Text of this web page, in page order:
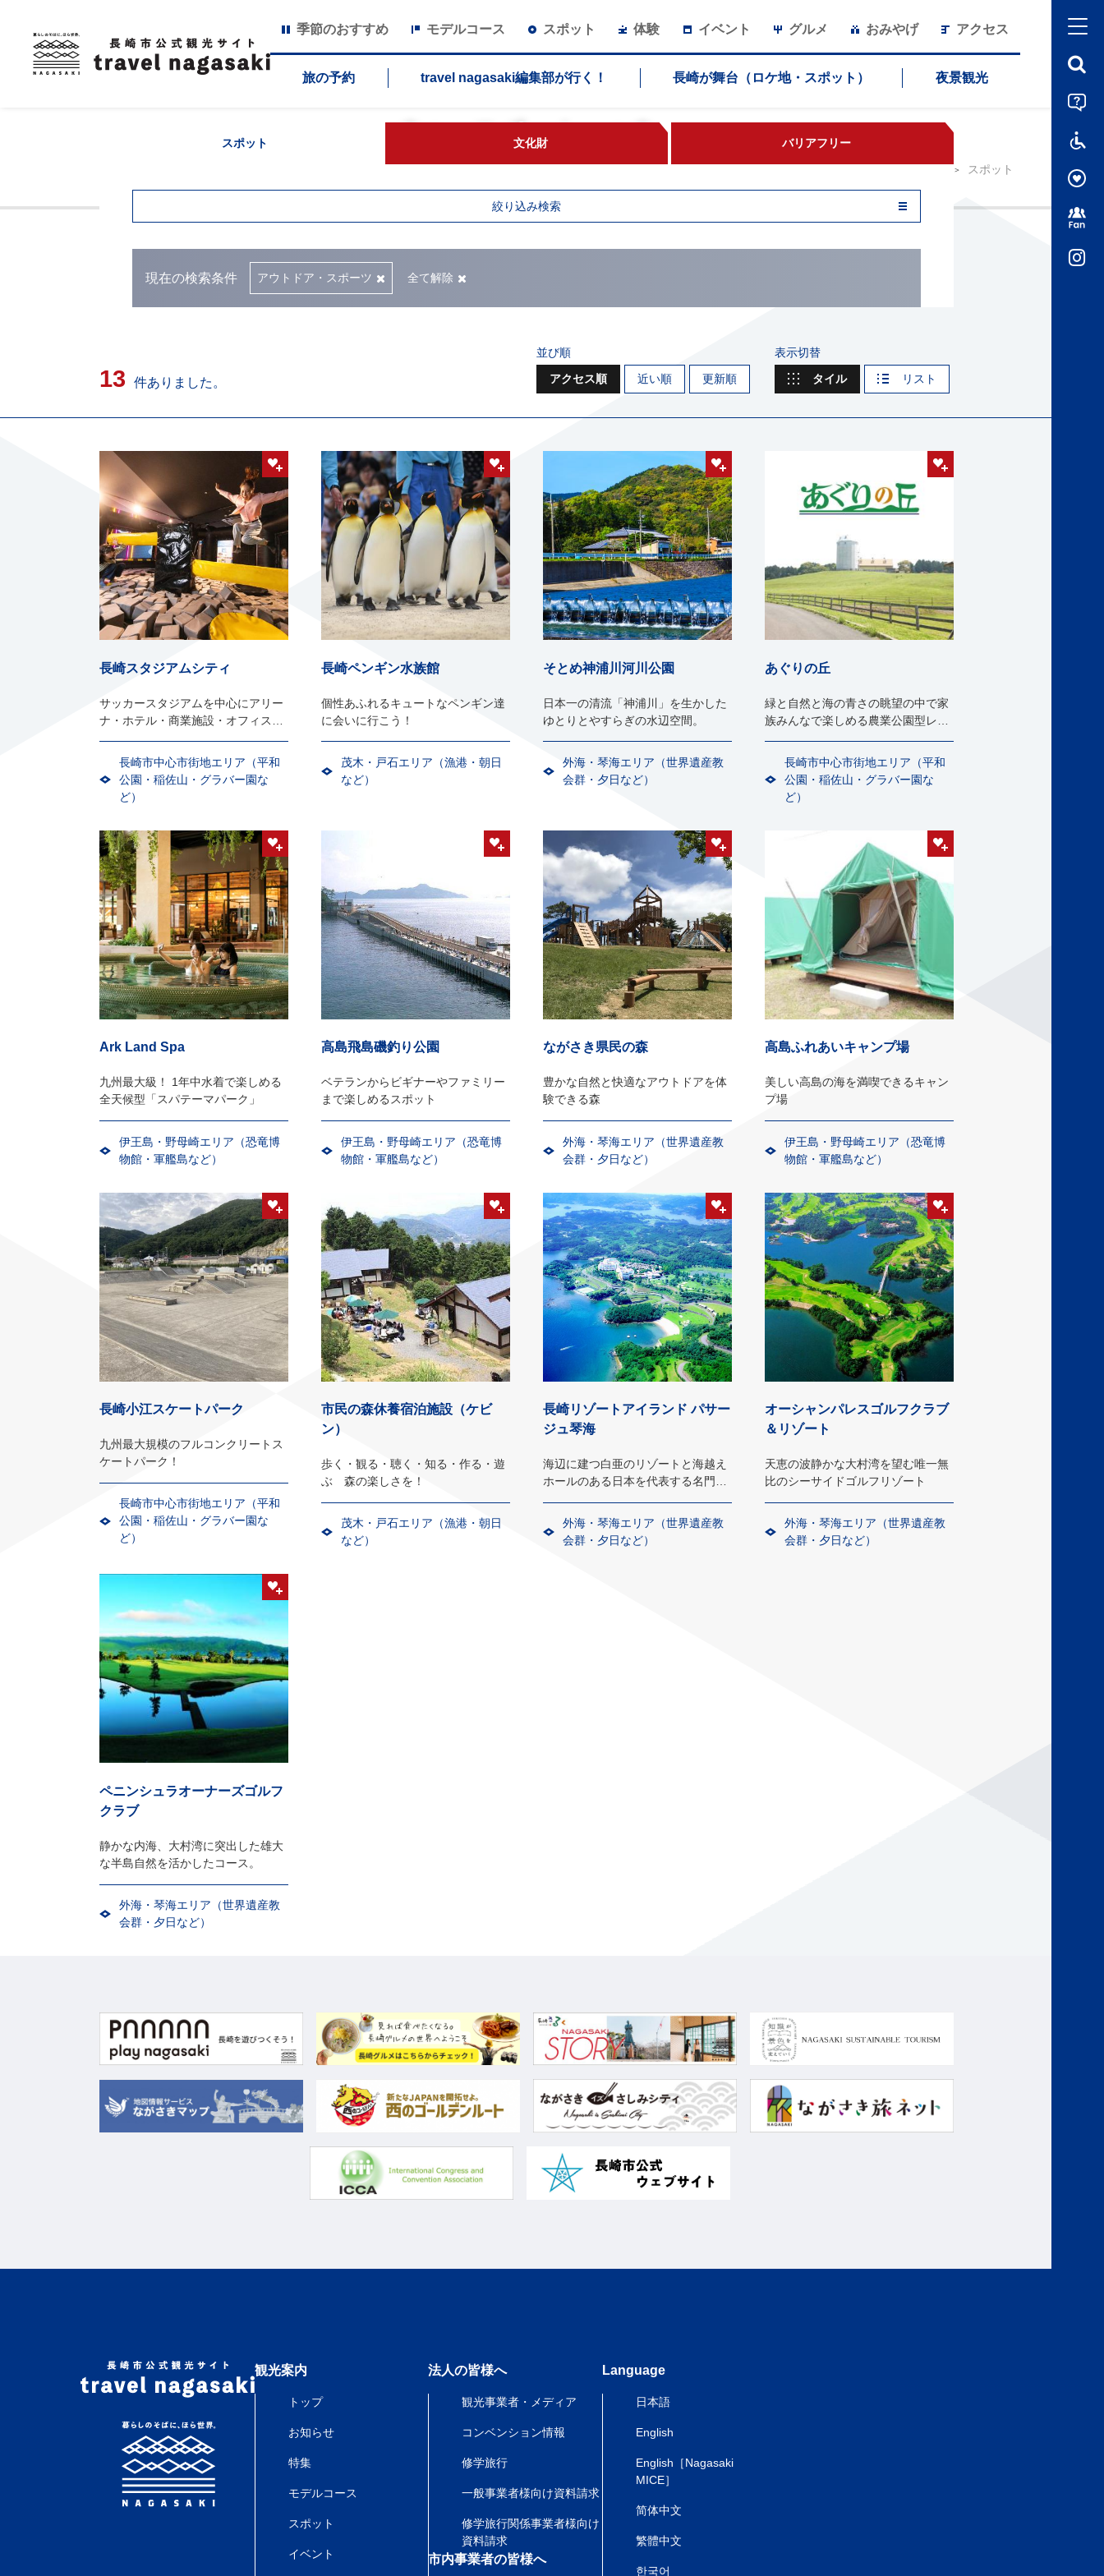
季節のおすすめ モデルコース スポット 体験 イベント グルメ おみやげ アクセス
旅の予約 travel nagasaki編集部が行く！ 長崎が舞台（ロケ地・スポット） 夜景観光
スポット
スポット
グラバー園
スポット 文化財 バリアフリー
絞り込み検索
現在の検索条件 アウトドア・スポーツ 全て解除
13 件ありました。
並び順
アクセス順
近い順 更新順
表示切替
タイル
リスト
長崎スタジアムシティ
サッカースタジアムを中心にアリー
ナ・ホテル・商業施設・オフィスな
長崎市中心市街地エリア（平和
公園・稲佐山・グラバー園な
ど）
長崎ペンギン水族館
個性あふれるキュートなペンギン達
に会いに行こう！
茂木・戸石エリア（漁港・朝日
など）
そとめ神浦川河川公園
日本一の清流「神浦川」を生かした
ゆとりとやすらぎの水辺空間。
外海・琴海エリア（世界遺産教
会群・夕日など）
あぐりの丘
緑と自然と海の青さの眺望の中で家
族みんなで楽しめる農業公園型レジ
長崎市中心市街地エリア（平和
公園・稲佐山・グラバー園な
ど）
Ark Land Spa
九州最大級！ 1年中水着で楽しめる
全天候型「スパテーマパーク」
伊王島・野母崎エリア（恐竜博
物館・軍艦島など）
高島飛島磯釣り公園
ベテランからビギナーやファミリー
まで楽しめるスポット
伊王島・野母崎エリア（恐竜博
物館・軍艦島など）
ながさき県民の森
豊かな自然と快適なアウトドアを体
験できる森
外海・琴海エリア（世界遺産教
会群・夕日など）
高島ふれあいキャンプ場
美しい高島の海を満喫できるキャン
プ場
伊王島・野母崎エリア（恐竜博
物館・軍艦島など）
長崎小江スケートパーク
九州最大規模のフルコンクリートス
ケートパーク！
長崎市中心市街地エリア（平和
公園・稲佐山・グラバー園な
ど）
市民の森休養宿泊施設（ケビ
ン）
歩く・観る・聴く・知る・作る・遊
ぶ 森の楽しさを！
茂木・戸石エリア（漁港・朝日
など）
長崎リゾートアイランド パサー
ジュ琴海
海辺に建つ白亜のリゾートと海越え
ホールのある日本を代表する名門ゴ
外海・琴海エリア（世界遺産教
会群・夕日など）
オーシャンパレスゴルフクラブ
＆リゾート
天恵の波静かな大村湾を望む唯一無
比のシーサイドゴルフリゾート
外海・琴海エリア（世界遺産教
会群・夕日など）
ペニンシュラオーナーズゴルフ
クラブ
静かな内海、大村湾に突出した雄大
な半島自然を活かしたコース。
外海・琴海エリア（世界遺産教
会群・夕日など）
観光案内
トップ
お知らせ
特集
モデルコース
スポット
イベント
法人の皆様へ
観光事業者・メディア
コンベンション情報
修学旅行
一般事業者様向け資料請求
修学旅行関係事業者様向け
資料請求
市内事業者の皆様へ
Language
日本語
English
English［Nagasaki
MICE］
简体中文
繁體中文
한국어